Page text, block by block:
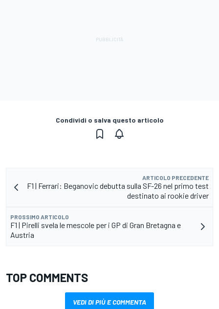
Condividi o salva questo articolo
ARTICOLO PRECEDENTE
F1 | Ferrari: Beganovic debutta sulla SF-26 nel primo test
destinato ai rookie driver
PROSSIMO ARTICOLO
F1 | Pirelli svela le mescole per i GP di Gran Bretagna e
Austria
TOP COMMENTS
VEDI DI PIÙ E COMMENTA